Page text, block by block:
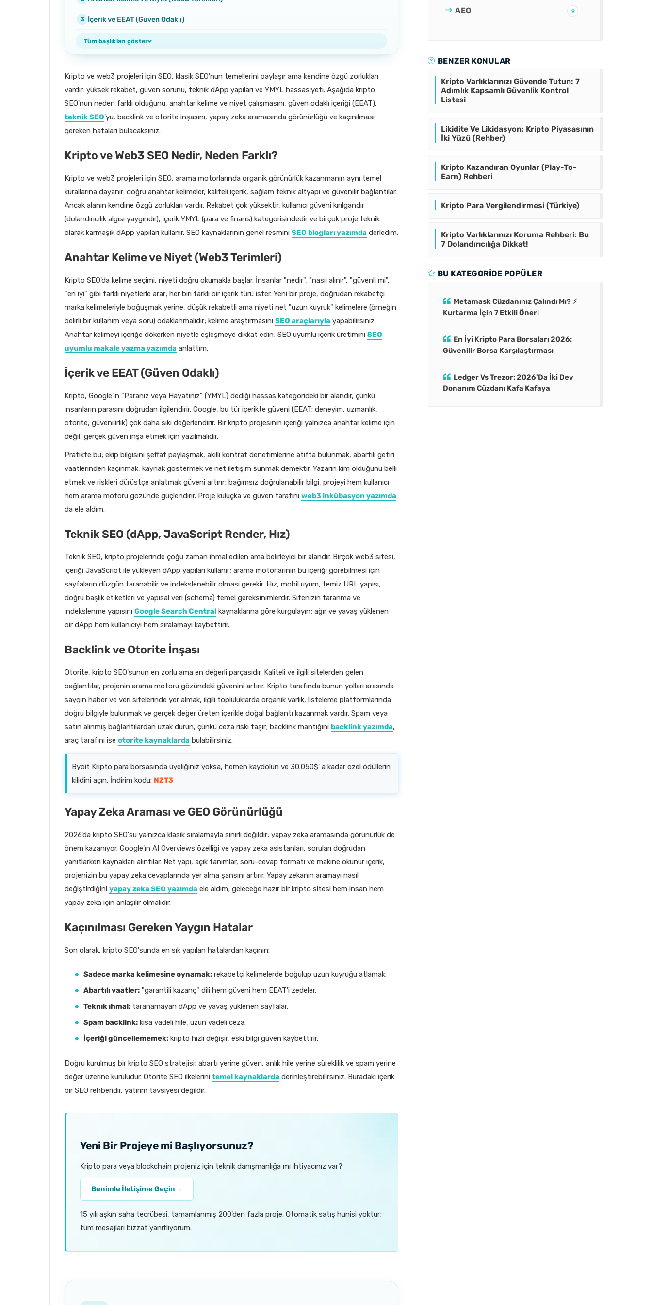
İçerik ve EEAT (Güven Odaklı)
Tüm başlıkları göster
Kripto ve web3 projeleri için SEO, klasik SEO'nun temellerini paylaşır ama kendine özgü zorlukları
vardır: yüksek rekabet, güven sorunu, teknik dApp yapıları ve YMYL hassasiyeti. Aşağıda kripto
SEO'nun neden farklı olduğunu, anahtar kelime ve niyet çalışmasını, güven odaklı içeriği (EEAT),
teknik SEO'yu, backlink ve otorite inşasını, yapay zeka aramasında görünürlüğü ve kaçınılması
gereken hataları bulacaksınız.
Kripto ve Web3 SEO Nedir, Neden Farklı?
Kripto ve web3 projeleri için SEO, arama motorlarında organik görünürlük kazanmanın aynı temel
kurallarına dayanır: doğru anahtar kelimeler, kaliteli içerik, sağlam teknik altyapı ve güvenilir bağlantılar.
Ancak alanın kendine özgü zorlukları vardır. Rekabet çok yüksektir, kullanıcı güveni kırılgandır
(dolandırıcılık algısı yaygındır), içerik YMYL (para ve finans) kategorisindedir ve birçok proje teknik
olarak karmaşık dApp yapıları kullanır. SEO kaynaklarının genel resmini SEO blogları yazımda derledim.
Anahtar Kelime ve Niyet (Web3 Terimleri)
Kripto SEO'da kelime seçimi, niyeti doğru okumakla başlar. İnsanlar "nedir", "nasıl alınır", "güvenli mi",
"en iyi" gibi farklı niyetlerle arar; her biri farklı bir içerik türü ister. Yeni bir proje, doğrudan rekabetçi
marka kelimeleriyle boğuşmak yerine, düşük rekabetli ama niyeti net "uzun kuyruk" kelimelere (örneğin
belirli bir kullanım veya soru) odaklanmalıdır; kelime araştırmasını SEO araçlarıyla yapabilirsiniz.
Anahtar kelimeyi içeriğe dökerken niyetle eşleşmeye dikkat edin; SEO uyumlu içerik üretimini SEO
uyumlu makale yazma yazımda anlattım.
İçerik ve EEAT (Güven Odaklı)
Kripto, Google'ın "Paranız veya Hayatınız" (YMYL) dediği hassas kategorideki bir alandır, çünkü
insanların parasını doğrudan ilgilendirir. Google, bu tür içerikte güveni (EEAT: deneyim, uzmanlık,
otorite, güvenilirlik) çok daha sıkı değerlendirir. Bir kripto projesinin içeriği yalnızca anahtar kelime için
değil, gerçek güven inşa etmek için yazılmalıdır.
Pratikte bu; ekip bilgisini şeffaf paylaşmak, akıllı kontrat denetimlerine atıfta bulunmak, abartılı getiri
vaatlerinden kaçınmak, kaynak göstermek ve net iletişim sunmak demektir. Yazarın kim olduğunu belli
etmek ve riskleri dürüstçe anlatmak güveni artırır; bağımsız doğrulanabilir bilgi, projeyi hem kullanıcı
hem arama motoru gözünde güçlendirir. Proje kuluçka ve güven tarafını web3 inkübasyon yazımda
da ele aldım.
Teknik SEO (dApp, JavaScript Render, Hız)
Teknik SEO, kripto projelerinde çoğu zaman ihmal edilen ama belirleyici bir alandır. Birçok web3 sitesi,
içeriği JavaScript ile yükleyen dApp yapıları kullanır; arama motorlarının bu içeriği görebilmesi için
sayfaların düzgün taranabilir ve indekslenebilir olması gerekir. Hız, mobil uyum, temiz URL yapısı,
doğru başlık etiketleri ve yapısal veri (schema) temel gereksinimlerdir. Sitenizin taranma ve
indekslenme yapısını Google Search Central kaynaklarına göre kurgulayın; ağır ve yavaş yüklenen
bir dApp hem kullanıcıyı hem sıralamayı kaybettirir.
Backlink ve Otorite İnşası
Otorite, kripto SEO'sunun en zorlu ama en değerli parçasıdır. Kaliteli ve ilgili sitelerden gelen
bağlantılar, projenin arama motoru gözündeki güvenini artırır. Kripto tarafında bunun yolları arasında
saygın haber ve veri sitelerinde yer almak, ilgili topluluklarda organik varlık, listeleme platformlarında
doğru bilgiyle bulunmak ve gerçek değer üreten içerikle doğal bağlantı kazanmak vardır. Spam veya
satın alınmış bağlantılardan uzak durun, çünkü ceza riski taşır; backlink mantığını backlink yazımda,
araç tarafını ise otorite kaynaklarda bulabilirsiniz.
Bybit Kripto para borsasında üyeliğiniz yoksa, hemen kaydolun ve 30.050$' a kadar özel ödüllerin
kilidini açın. İndirim kodu: NZT3
Yapay Zeka Araması ve GEO Görünürlüğü
2026'da kripto SEO'su yalnızca klasik sıralamayla sınırlı değildir; yapay zeka aramasında görünürlük de
önem kazanıyor. Google'ın AI Overviews özelliği ve yapay zeka asistanları, soruları doğrudan
yanıtlarken kaynakları alıntılar. Net yapı, açık tanımlar, soru-cevap formatı ve makine okunur içerik,
projenizin bu yapay zeka cevaplarında yer alma şansını artırır. Yapay zekanın aramayı nasıl
değiştirdiğini yapay zeka SEO yazımda ele aldım; geleceğe hazır bir kripto sitesi hem insan hem
yapay zeka için anlaşılır olmalıdır.
Kaçınılması Gereken Yaygın Hatalar
Son olarak, kripto SEO'sunda en sık yapılan hatalardan kaçının:
Sadece marka kelimesine oynamak: rekabetçi kelimelerde boğulup uzun kuyruğu atlamak.
Abartılı vaatler: "garantili kazanç" dili hem güveni hem EEAT'i zedeler.
Teknik ihmal: taranamayan dApp ve yavaş yüklenen sayfalar.
Spam backlink: kısa vadeli hile, uzun vadeli ceza.
İçeriği güncellememek: kripto hızlı değişir, eski bilgi güven kaybettirir.
Doğru kurulmuş bir kripto SEO stratejisi; abartı yerine güven, anlık hile yerine süreklilik ve spam yerine
değer üzerine kuruludur. Otorite SEO ilkelerini temel kaynaklarda derinleştirebilirsiniz. Buradaki içerik
bir SEO rehberidir, yatırım tavsiyesi değildir.
Yeni Bir Projeye mi Başlıyorsunuz?
Kripto para veya blockchain projeniz için teknik danışmanlığa mı ihtiyacınız var?
Benimle İletişime Geçin →
15 yılı aşkın saha tecrübesi, tamamlanmış 200'den fazla proje. Otomatik satış hunisi yoktur;
tüm mesajları bizzat yanıtlıyorum.
AEO 9
BENZER KONULAR
Kripto Varlıklarınızı Güvende Tutun: 7
Adımlık Kapsamlı Güvenlik Kontrol
Listesi
Likidite Ve Likidasyon: Kripto Piyasasının
İki Yüzü (Rehber)
Kripto Kazandıran Oyunlar (Play-To-
Earn) Rehberi
Kripto Para Vergilendirmesi (Türkiye)
Kripto Varlıklarınızı Koruma Rehberi: Bu
7 Dolandırıcılığa Dikkat!
BU KATEGORIDE POPÜLER
Metamask Cüzdanınız Çalındı Mı? ⚡
Kurtarma İçin 7 Etkili Öneri
En İyi Kripto Para Borsaları 2026:
Güvenilir Borsa Karşılaştırması
Ledger Vs Trezor: 2026'Da İki Dev
Donanım Cüzdanı Kafa Kafaya